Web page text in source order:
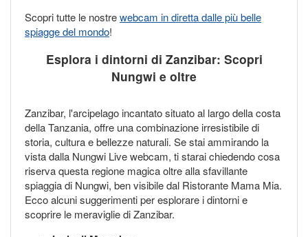
Scopri tutte le nostrewebcam in diretta dalle più belle
spiagge del mondo!
Esplora i dintorni di Zanzibar: Scopri
Nungwi e oltre
Zanzibar, l'arcipelago incantato situato al largo della costa
della Tanzania, offre una combinazione irresistibile di
storia, cultura e bellezze naturali. Se stai ammirando la
vista dalla Nungwi Live webcam, ti starai chiedendo cosa
riserva questa regione magica oltre alla sfavillante
spiaggia di Nungwi, ben visibile dal Ristorante Mama Mia.
Ecco alcuni suggerimenti per esplorare i dintorni e
scoprire le meraviglie di Zanzibar.